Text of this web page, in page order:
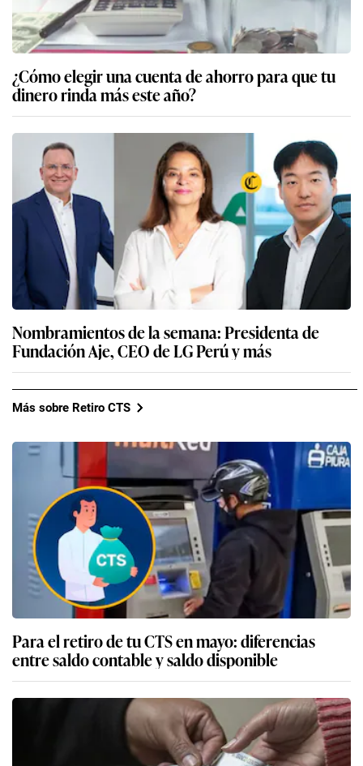
¿Cómo elegir una cuenta de ahorro para que tu
dinero rinda más este año?
Nombramientos de la semana: Presidenta de
Fundación Aje, CEO de LG Perú y más
Más sobre Retiro CTS
Para el retiro de tu CTS en mayo: diferencias
entre saldo contable y saldo disponible